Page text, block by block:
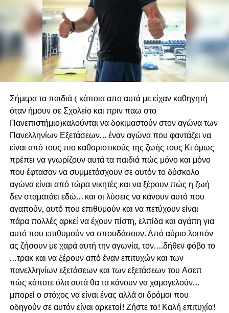
Σήμερα τα παιδιά ( κάποια απο αυτά με είχαν καθηγητή
όταν ήμουν σε Σχολείο και πριν παω στο
Πανεπιστήμιο)καλούνται να δοκιμαστούν στον αγώνα των
Πανελληνίων Εξετάσεων… έναν αγώνα που φαντάζει να
είναι από τους πιο καθοριστικούς της ζωής τους Κι όμως
πρέπει να γνωρίζουν αυτά τα παιδιά πώς μόνο και μόνο
που έφτασαν να συμμετάσχουν σε αυτόν το δύσκολο
αγώνα είναι από τώρα νικητές και να ξέρουν πώς η ζωή
δεν σταματάει εδώ… και οι λύσεις να κάνουν αυτό που
αγαπούν, αυτό που επιθυμούν και να πετύχουν είναι
πάρα πολλές αρκεί να έχουν πίστη, ελπίδα και αγάπη για
αυτό που επιθυμούν να σπουδάσουν. Από αύριο λοιπόν
ας ζήσουν με χαρά αυτή την αγωνία, τον….δήθεν φόβο το
…τρακ και να ξέρουν από έναν επιτυχών και των
πανελληνίων εξετάσεων και των εξετάσεων του Ασεπ
πώς κάποτε όλα αυτά θα τα κάνουν να χαμογελούν…
μπορεί ο στόχος να είναι ένας αλλά οι δρόμοι που
οδηγούν σε αυτόν είναι αρκετοί! Ζήστε το! Καλή επιτυχία!